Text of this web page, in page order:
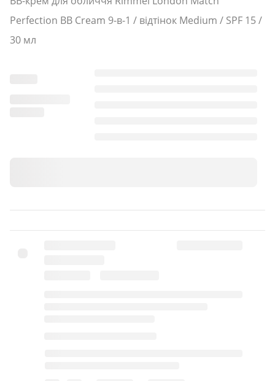
Perfection BB Cream 9-в-1 / відтінок Medium / SPF 15 /
30 мл